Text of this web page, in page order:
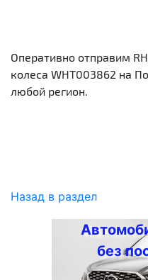
Оперативно отправим
колеса WHT003862 на
любой регион.
Назад в раздел
без